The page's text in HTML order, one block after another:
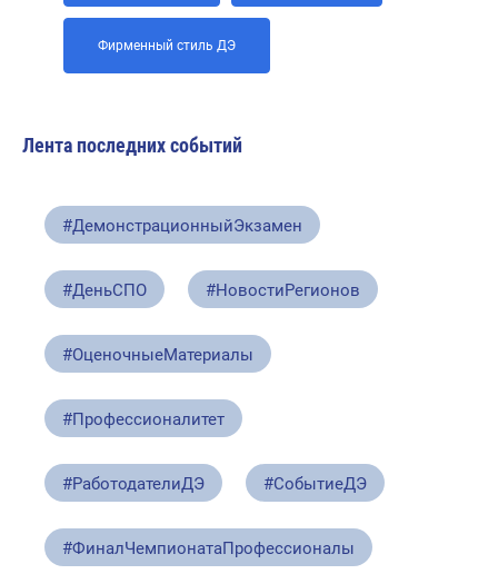
Фирменный стиль ДЭ
Лента последних событий
#ДемонстрационныйЭкзамен
#ДеньСПО #НовостиРегионов
#ОценочныеМатериалы
#Профессионалитет
#РаботодателиДЭ #СобытиеДЭ
#ФиналЧемпионатаПрофессионалы